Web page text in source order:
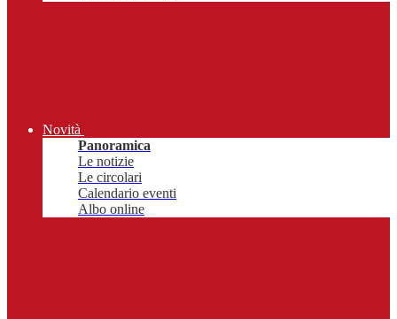
Novità
Panoramica
Le notizie
Le circolari
Calendario eventi
Albo online